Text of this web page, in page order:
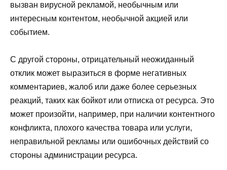
вызван вирусной рекламой, необычным или
интересным контентом, необычной акцией или
событием.
С другой стороны, отрицательный неожиданный
отклик может выразиться в форме негативных
комментариев, жалоб или даже более серьезных
реакций, таких как бойкот или отписка от ресурса. Это
может произойти, например, при наличии контентного
конфликта, плохого качества товара или услуги,
неправильной рекламы или ошибочных действий со
стороны администрации ресурса.